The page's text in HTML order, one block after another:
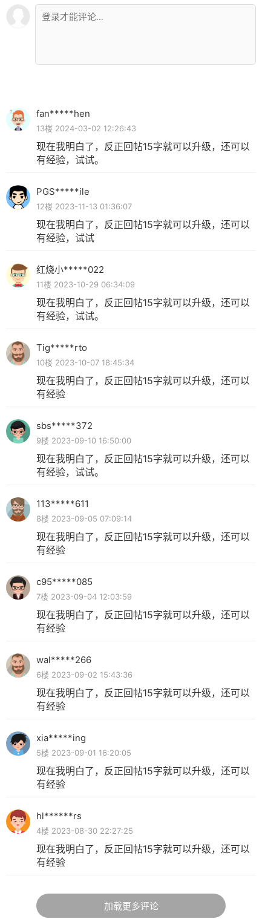
fan*****hen
13楼 2024-03-02 12:26:43
现在我明白了，反正回帖15字就可以升级，还可以
有经验，试试。
PGS*****ile
12楼 2023-11-13 01:36:07
现在我明白了，反正回帖15字就可以升级，还可以
有经验，试试
红烧小*****022
11楼 2023-10-29 06:34:09
现在我明白了，反正回帖15字就可以升级，还可以
有经验，试试。
Tig*****rto
10楼 2023-10-07 18:45:34
现在我明白了，反正回帖15字就可以升级，还可以
有经验
sbs*****372
9楼 2023-09-10 16:50:00
现在我明白了，反正回帖15字就可以升级，还可以
有经验，试试。
113*****611
8楼 2023-09-05 07:09:14
现在我明白了，反正回帖15字就可以升级，还可以
有经验
c95*****085
7楼 2023-09-04 12:03:59
现在我明白了，反正回帖15字就可以升级，还可以
有经验
wal*****266
6楼 2023-09-02 15:43:36
现在我明白了，反正回帖15字就可以升级，还可以
有经验
xia*****ing
5楼 2023-09-01 16:20:05
现在我明白了，反正回帖15字就可以升级，还可以
有经验
hl******rs
4楼 2023-08-30 22:27:25
现在我明白了，反正回帖15字就可以升级，还可以
有经验
加载更多评论